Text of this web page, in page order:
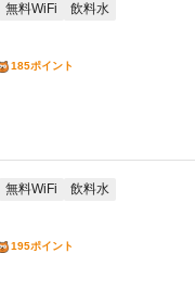
209ポイント
無料WiFi 飲料水
185ポイント
無料WiFi 飲料水
195ポイント